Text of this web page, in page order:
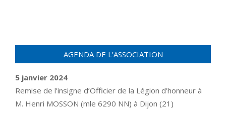
AGENDA DE L’ASSOCIATION
5 janvier 2024
Remise de l’insigne d’Officier de la Légion d’honneur à
M. Henri MOSSON (mle 6290 NN) à Dijon (21)